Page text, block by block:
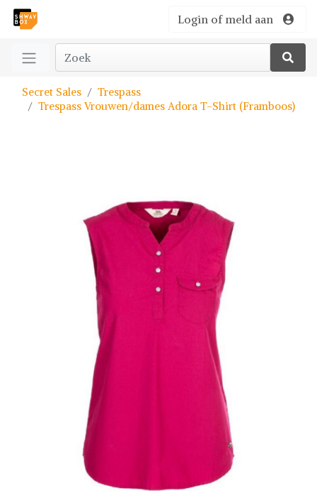
Login of meld aan
Secret Sales
Trespass
Trespass Vrouwen/dames Adora T-Shirt (Framboos)